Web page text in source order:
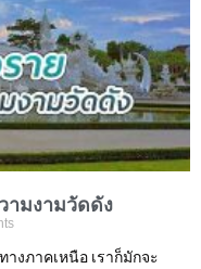
ามงามวัดดัง
งภาคเหนือ เราก็มักจะ